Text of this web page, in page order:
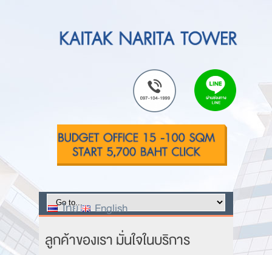
ไทย English
ลูกค้าของเรา มั่นใจในบริการ